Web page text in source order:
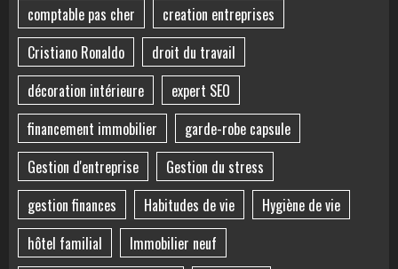
comptable pas cher
creation entreprises
Cristiano Ronaldo
droit du travail
décoration intérieure
expert SEO
financement immobilier
garde-robe capsule
Gestion d'entreprise
Gestion du stress
gestion finances
Habitudes de vie
Hygiène de vie
hôtel familial
Immobilier neuf